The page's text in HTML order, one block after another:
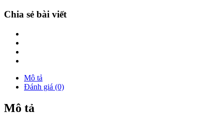
Chia sẻ bài viết
Mô tả
Đánh giá (0)
Mô tả